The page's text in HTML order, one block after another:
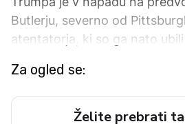
Butlerju, severno od
atentatorja, ki so ga nato
Za ogled se:
Želite prebrati ta